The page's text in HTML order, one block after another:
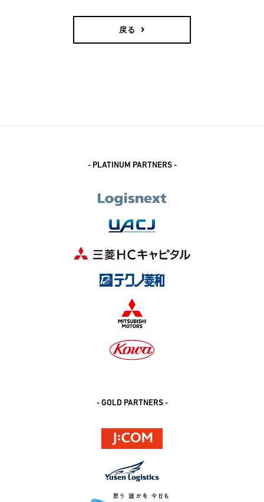
戻る
- PLATINUM PARTNERS -
- GOLD PARTNERS -